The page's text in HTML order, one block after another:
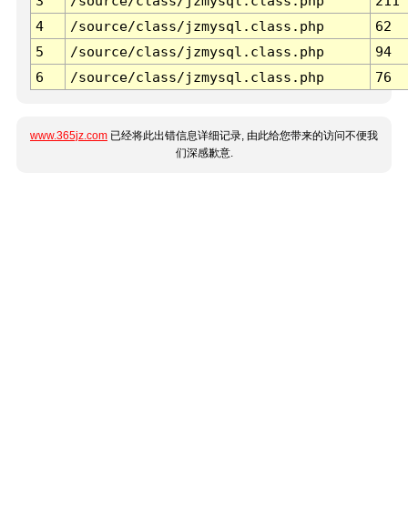
4
/source/class/jzmysql.class.php
62
5
/source/class/jzmysql.class.php
94
6
/source/class/jzmysql.class.php 76
www.365jz.com 已经将此出错信息详细记录, 由此给您带来的访问不便我
们深感歉意.